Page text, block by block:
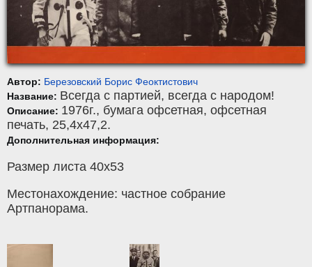
Автор: Березовский Борис Феоктистович
Название: Всегда с партией, всегда с народом!
Описание: 1976г., бумага офсетная, офсетная
печать, 25,4x47,2.
Дополнительная информация:
Размер листа 40х53
Местонахождение: частное собрание
Артпанорама.